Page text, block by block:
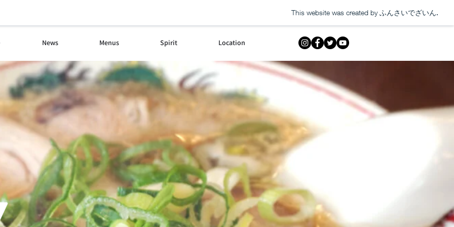
This website was created by ふんさいでざいん.
News Menus Spirit Location